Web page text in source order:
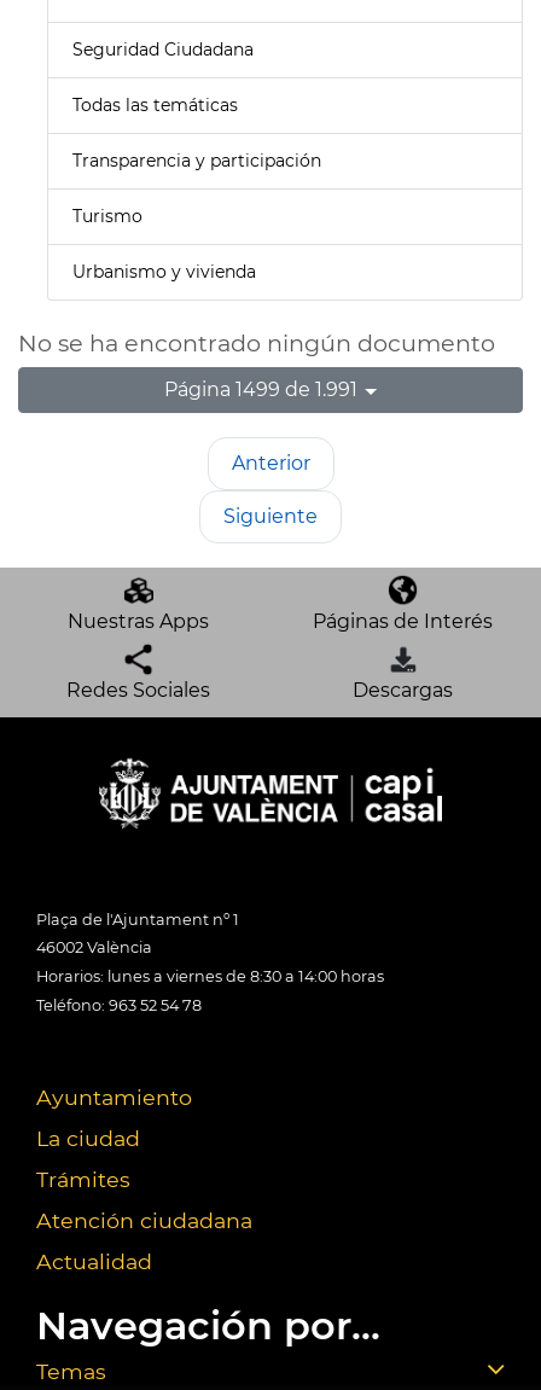
Seguridad Ciudadana
Todas las temáticas
Transparencia y participación
Turismo
Urbanismo y vivienda
No se ha encontrado ningún documento
Página 1499 de 1.991
Anterior
Siguiente
Nuestras Apps Páginas de Interés
Redes Sociales Descargas
Plaça de l'Ajuntament nº 1
46002 València
Horarios: lunes a viernes de 8:30 a 14:00 horas
Teléfono: 963 52 54 78
Ayuntamiento
La ciudad
Trámites
Atención ciudadana
Actualidad
Navegación por...
Temas